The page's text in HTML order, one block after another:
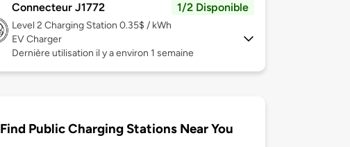
Connecteur J1772 1/2 Disponible
Level 2 Charging Station 0.35$ / kWh
EV Charger
Dernière utilisation il y a environ 1 semaine
Find Public Charging Stations Near You